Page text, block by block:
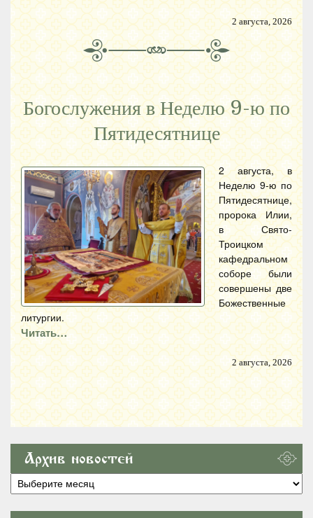
2 августа, 2026
Богослужения в Неделю 9-ю по
Пятидесятнице
2 августа, в
Неделю 9-ю по
Пятидесятнице,
пророка Илии,
в Свято-
Троицком
кафедральном
соборе были
совершены две
Божественные
литургии.
Читать…
2 августа, 2026
Архив новостей
Архив
новостей